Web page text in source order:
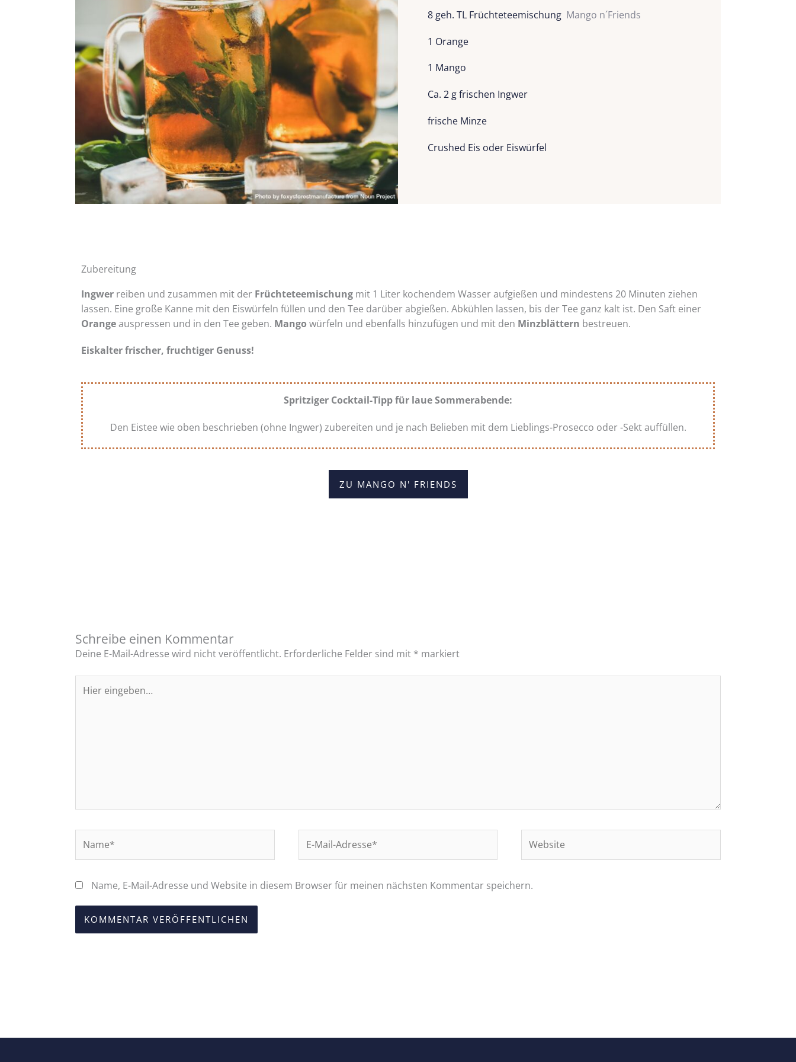
8 geh. TL Früchteteemischung Mango n´Friends
1 Orange
1 Mango
Ca. 2 g frischen Ingwer
frische Minze
Crushed Eis oder Eiswürfel
Zubereitung
Ingwerreiben und zusammen mit der Früchteteemischungmit 1 Liter kochendem Wasser aufgießen und mindestens 20 Minuten ziehen
lassen. Eine große Kanne mit den Eiswürfeln füllen und den Tee darüber abgießen. Abkühlen lassen, bis der Tee ganz kalt ist. Den Saft einer
Orangeauspressen und in den Tee geben. Mango würfeln und ebenfalls hinzufügen und mit den Minzblättern bestreuen.
Eiskalter frischer, fruchtiger Genuss!
Spritziger Cocktail-Tipp für laue Sommerabende:
Den Eistee wie oben beschrieben (ohne Ingwer) zubereiten und je nach Belieben mit dem Lieblings-Prosecco oder -Sekt auffüllen.
ZU MANGO N' FRIENDS
Schreibe einen Kommentar
Deine E-Mail-Adresse wird nicht veröffentlicht. Erforderliche Felder sind mit * markiert
eingeben…
Mail-
Name, E-Mail-Adresse und Website in diesem Browser für meinen nächsten Kommentar speichern.